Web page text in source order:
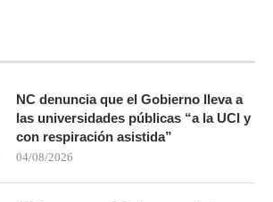
NC denuncia que el Gobierno lleva a
las universidades públicas “a la UCI y
con respiración asistida”
04/08/2026